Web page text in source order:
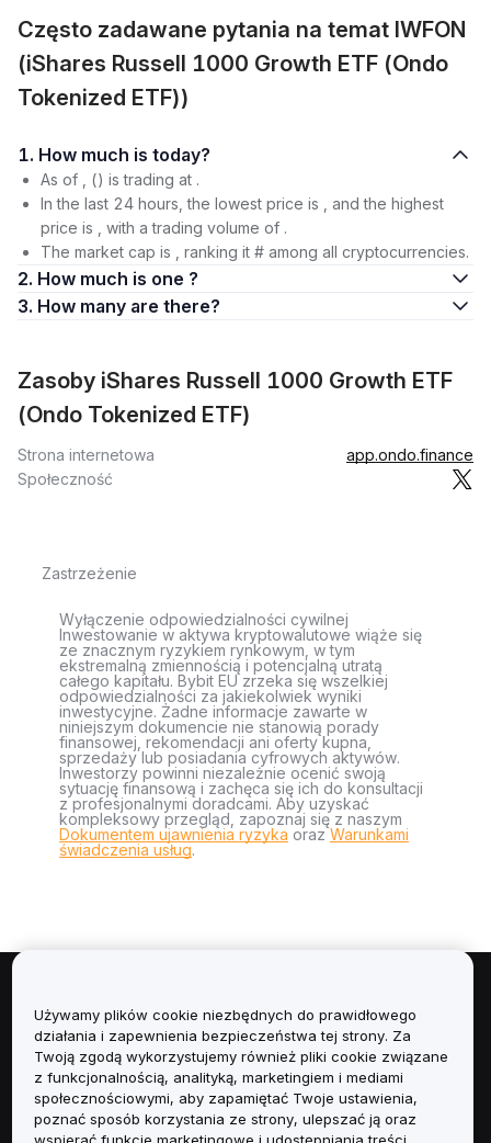
Często zadawane pytania na temat IWFON
(iShares Russell 1000 Growth ETF (Ondo
Tokenized ETF))
1. How much is today?
As of , () is trading at .
In the last 24 hours, the lowest price is , and the highest
price is , with a trading volume of .
The market cap is , ranking it # among all cryptocurrencies.
2. How much is one ?
3. How many are there?
Zasoby iShares Russell 1000 Growth ETF
(Ondo Tokenized ETF)
Strona internetowa
app.ondo.finance
Społeczność
Zastrzeżenie
Wyłączenie odpowiedzialności cywilnej
Inwestowanie w aktywa kryptowalutowe wiąże się
ze znacznym ryzykiem rynkowym, w tym
ekstremalną zmiennością i potencjalną utratą
całego kapitału. Bybit EU zrzeka się wszelkiej
odpowiedzialności za jakiekolwiek wyniki
inwestycyjne. Żadne informacje zawarte w
niniejszym dokumencie nie stanowią porady
finansowej, rekomendacji ani oferty kupna,
sprzedaży lub posiadania cyfrowych aktywów.
Inwestorzy powinni niezależnie ocenić swoją
sytuację finansową i zachęca się ich do konsultacji
z profesjonalnymi doradcami. Aby uzyskać
kompleksowy przegląd, zapoznaj się z naszym
Dokumentem ujawnienia ryzyka orazWarunkami
świadczenia usług.
Informacje
Usługi
Obsługa Klienta
Używamy plików cookie niezbędnych do prawidłowego
działania i zapewnienia bezpieczeństwa tej strony. Za
Twoją zgodą wykorzystujemy również pliki cookie związane
z funkcjonalnością, analityką, marketingiem i mediami
społecznościowymi, aby zapamiętać Twoje ustawienia,
poznać sposób korzystania ze strony, ulepszać ją oraz